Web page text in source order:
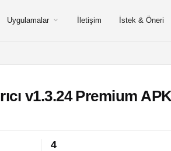
Uygulamalar İletişim İstek & Öneri
v1.3.24 Premium
4